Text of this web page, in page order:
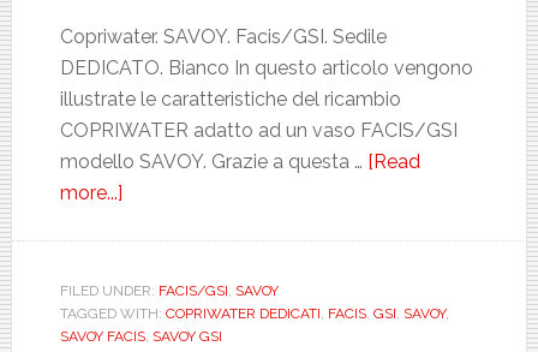
Copriwater. SAVOY. Facis/GSI. Sedile
DEDICATO. Bianco In questo articolo vengono
illustrate le caratteristiche del ricambio
COPRIWATER adatto ad un vaso FACIS/GSI
modello SAVOY. Grazie a questa … [Read
more...]
BIANCO.
DEDICATO.
FILED UNDER: FACIS/GSI, SAVOY
TAGGED WITH: COPRIWATER DEDICATI, FACIS, GSI, SAVOY,
SAVOY FACIS, SAVOY GSI